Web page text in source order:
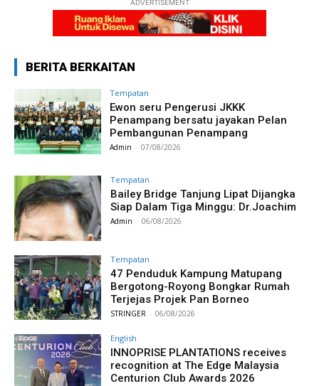
ADVERTISEMENT
BERITA BERKAITAN
Tempatan
Ewon seru Pengerusi JKKK
Penampang bersatu jayakan Pelan
Pembangunan Penampang
Admin - 07/08/2026
Tempatan
Bailey Bridge Tanjung Lipat Dijangka
Siap Dalam Tiga Minggu: Dr.Joachim
Admin - 06/08/2026
Tempatan
47 Penduduk Kampung Matupang
Bergotong-Royong Bongkar Rumah
Terjejas Projek Pan Borneo
STRINGER - 06/08/2026
English
INNOPRISE PLANTATIONS receives
recognition at The Edge Malaysia
Centurion Club Awards 2026